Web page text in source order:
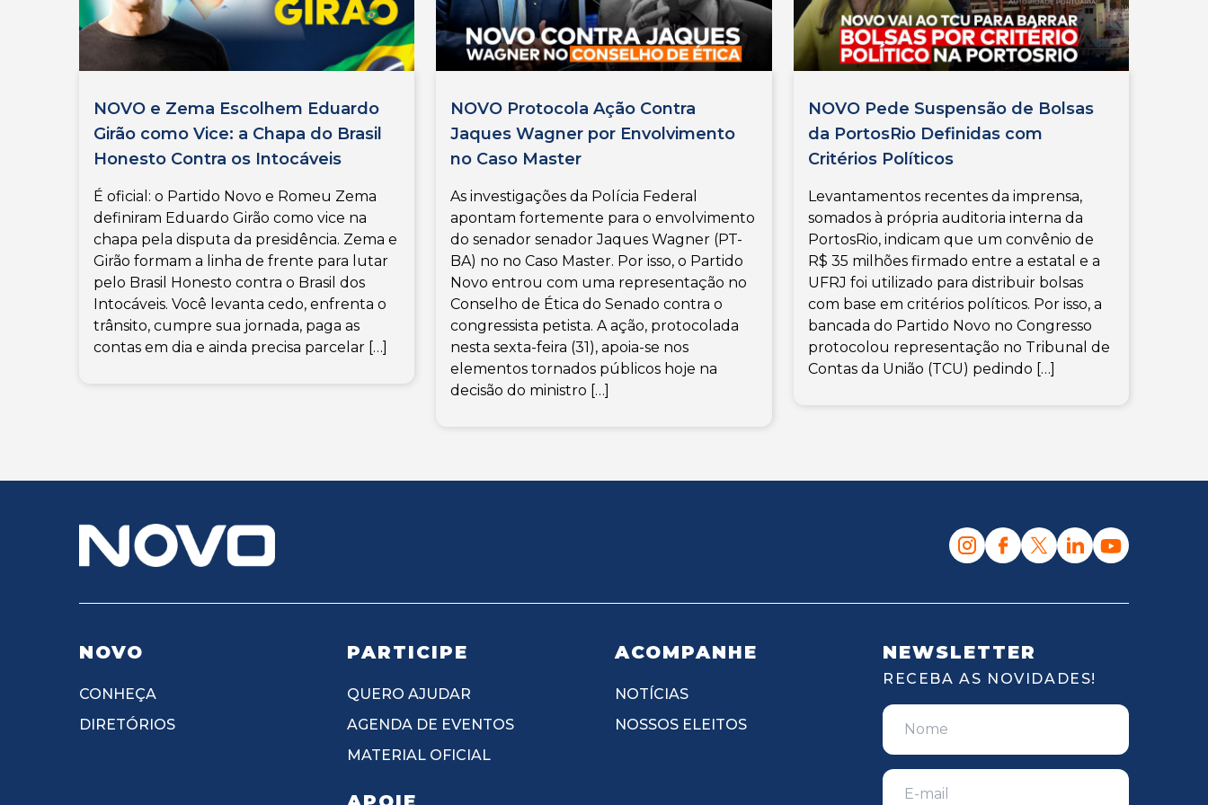
NOVO e Zema Escolhem Eduardo
Girão como Vice: a Chapa do Brasil
Honesto Contra os Intocáveis
É oficial: o Partido Novo e Romeu Zema
definiram Eduardo Girão como vice na
chapa pela disputa da presidência. Zema e
Girão formam a linha de frente para lutar
pelo Brasil Honesto contra o Brasil dos
Intocáveis. Você levanta cedo, enfrenta o
trânsito, cumpre sua jornada, paga as
contas em dia e ainda precisa parcelar […]
NOVO Protocola Ação Contra
Jaques Wagner por Envolvimento
no Caso Master
As investigações da Polícia Federal
apontam fortemente para o envolvimento
do senador senador Jaques Wagner (PT-
BA) no no Caso Master. Por isso, o Partido
Novo entrou com uma representação no
Conselho de Ética do Senado contra o
congressista petista. A ação, protocolada
nesta sexta-feira (31), apoia-se nos
elementos tornados públicos hoje na
decisão do ministro […]
NOVO Pede Suspensão de Bolsas
da PortosRio Definidas com
Critérios Políticos
Levantamentos recentes da imprensa,
somados à própria auditoria interna da
PortosRio, indicam que um convênio de
R$ 35 milhões firmado entre a estatal e a
UFRJ foi utilizado para distribuir bolsas
com base em critérios políticos. Por isso, a
bancada do Partido Novo no Congresso
protocolou representação no Tribunal de
Contas da União (TCU) pedindo […]
NOVO
CONHEÇA
DIRETÓRIOS
PARTICIPE
QUERO AJUDAR
AGENDA DE EVENTOS
MATERIAL OFICIAL
ACOMPANHE
NOTÍCIAS
NOSSOS ELEITOS
NEWSLETTER
RECEBA AS NOVIDADES!